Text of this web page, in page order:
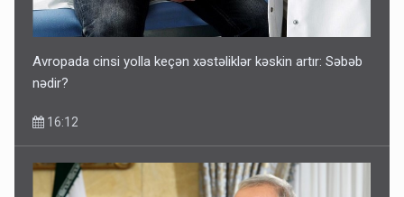
Avropada cinsi yolla keçən xəstəliklər kəskin artır: Səbəb
nədir?
16:12